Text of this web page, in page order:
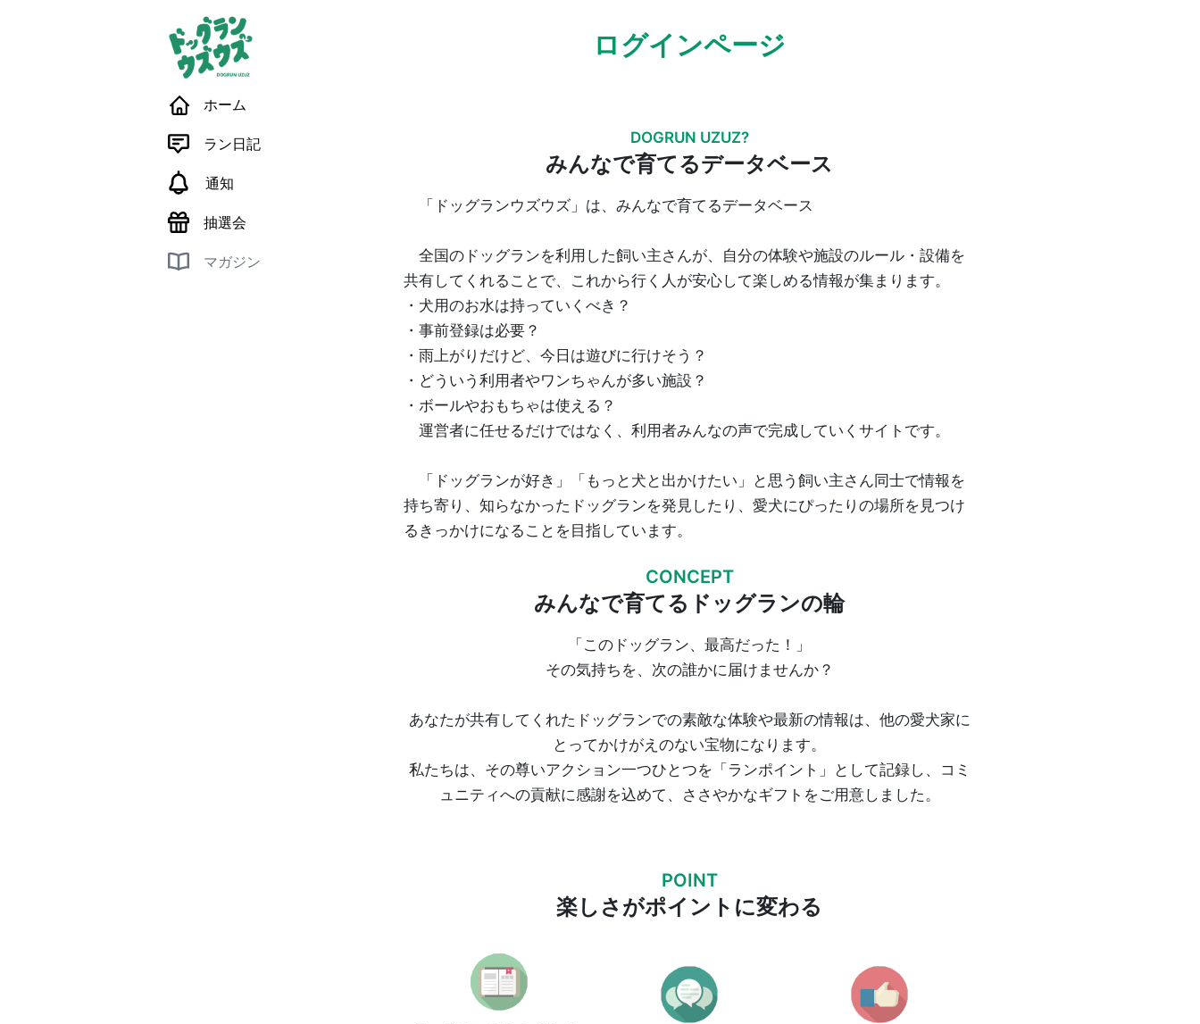
ホーム
ラン日記
通知
抽選会
マガジン
ログインページ
DOGRUN UZUZ?
みんなで育てるデータベース
「ドッグランウズウズ」は、みんなで育てるデータベース
全国のドッグランを利用した飼い主さんが、自分の体験や施設のルール・設備を
共有してくれることで、これから行く人が安心して楽しめる情報が集まります。
・犬用のお水は持っていくべき？
・事前登録は必要？
・雨上がりだけど、今日は遊びに行けそう？
・どういう利用者やワンちゃんが多い施設？
・ボールやおもちゃは使える？
運営者に任せるだけではなく、利用者みんなの声で完成していくサイトです。
「ドッグランが好き」「もっと犬と出かけたい」と思う飼い主さん同士で情報を
持ち寄り、知らなかったドッグランを発見したり、愛犬にぴったりの場所を見つけ
るきっかけになることを目指しています。
CONCEPT
みんなで育てるドッグランの輪
「このドッグラン、最高だった！」
その気持ちを、次の誰かに届けませんか？
あなたが共有してくれたドッグランでの素敵な体験や最新の情報は、他の愛犬家に
とってかけがえのない宝物になります。
私たちは、その尊いアクション一つひとつを「ランポイント」として記録し、コミ
ュニティへの貢献に感謝を込めて、ささやかなギフトをご用意しました。
POINT
楽しさがポイントに変わる